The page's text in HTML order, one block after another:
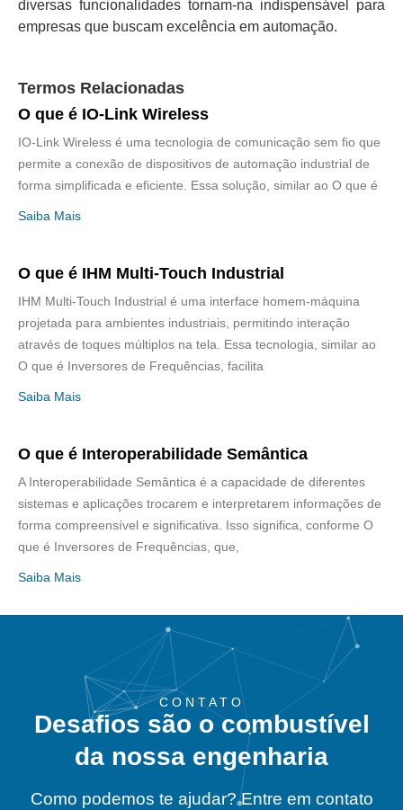
diversas funcionalidades tornam-na indispensável para
empresas que buscam excelência em automação.
Termos Relacionadas
O que é IO-Link Wireless
IO-Link Wireless é uma tecnologia de comunicação sem fio que
permite a conexão de dispositivos de automação industrial de
forma simplificada e eficiente. Essa solução, similar ao O que é
Saiba Mais
O que é IHM Multi-Touch Industrial
IHM Multi-Touch Industrial é uma interface homem-máquina
projetada para ambientes industriais, permitindo interação
através de toques múltiplos na tela. Essa tecnologia, similar ao
O que é Inversores de Frequências, facilita
Saiba Mais
O que é Interoperabilidade Semântica
A Interoperabilidade Semântica é a capacidade de diferentes
sistemas e aplicações trocarem e interpretarem informações de
forma compreensível e significativa. Isso significa, conforme O
que é Inversores de Frequências, que,
Saiba Mais
CONTATO
Desafios são o combustível
da nossa engenharia
Como podemos te ajudar? Entre em contato